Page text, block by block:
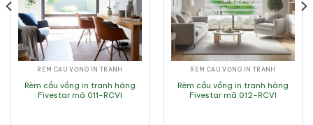
RÈM CẦU VỒNG IN TRANH
Rèm cầu vồng in tranh hãng
Fivestar mã 011-RCVI
RÈM CẦU VỒNG IN TRANH
Rèm cầu vồng in tranh hãng
Fivestar mã 012-RCVI